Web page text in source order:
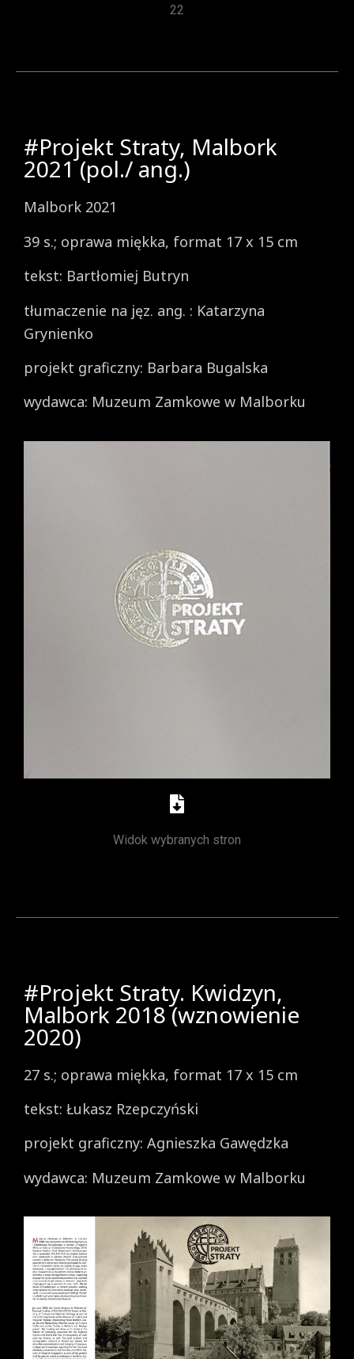
22
#Projekt Straty, Malbork
2021 (pol./ ang.)
Malbork 2021
39 s.; oprawa miękka, format 17 x 15 cm
tekst: Bartłomiej Butryn
tłumaczenie na jęz. ang. : Katarzyna
Grynienko
projekt graficzny: Barbara Bugalska
wydawca: Muzeum Zamkowe w Malborku
Widok wybranych stron
#Projekt Straty. Kwidzyn,
Malbork 2018 (wznowienie
2020)
27 s.; oprawa miękka, format 17 x 15 cm
tekst: Łukasz Rzepczyński
projekt graficzny: Agnieszka Gawędzka
wydawca: Muzeum Zamkowe w Malborku